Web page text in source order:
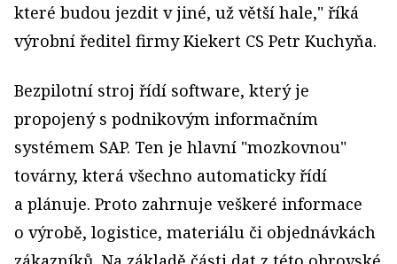
které budou jezdit v jiné, už větší hale," říká
výrobní ředitel firmy Kiekert CS Petr Kuchyňa.
Bezpilotní stroj řídí software, který je
propojený s podnikovým informačním
systémem SAP. Ten je hlavní "mozkovnou"
továrny, která všechno automaticky řídí
a plánuje. Proto zahrnuje veškeré informace
o výrobě, logistice, materiálu či objednávkách